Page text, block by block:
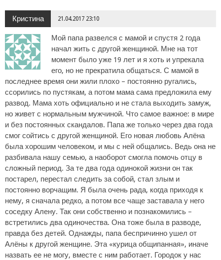
Кристина 21.04.2017 23:10
Мой папа развелся с мамой и спустя 2 года
начал жить с другой женщиной. Мне на тот
момент было уже 19 лет и я хоть и упрекала
его, но не прекратила общаться. С мамой в
последнее время они жили плохо – постоянно ругались,
ссорились по пустякам, а потом мама сама предложила ему
развод. Мама хоть официально и не стала выходить замуж,
но живет с нормальным мужчиной. Что самое важное: в мире
и без постоянных скандалов. Папа же только через два года
смог сойтись с другой женщиной. Его новая любовь Алёна
была хорошим человеком, и мы с ней общались. Ведь она не
разбивала нашу семью, а наоборот смогла помочь отцу в
сложный период. За те два года одинокой жизни он так
постарел, перестал следить за собой, стал злым и
постоянно ворчащим. Я была очень рада, когда приходя к
нему, я сначала редко, а потом все чаще заставала у него
соседку Алену. Так они собственно и познакомились –
встретились два одиночества. Она тоже была в разводе,
правда без детей. Однажды, папа беспричинно ушел от
Алёны к другой женщине. Эта «курица общипанная», иначе
назвать ее не могу, вместе с ним работает. Городок у нас